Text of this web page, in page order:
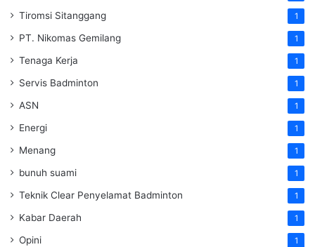
Tiromsi Sitanggang 1
PT. Nikomas Gemilang 1
Tenaga Kerja 1
Servis Badminton 1
ASN 1
Energi 1
Menang 1
bunuh suami 1
Teknik Clear Penyelamat Badminton 1
Kabar Daerah 1
Opini 1